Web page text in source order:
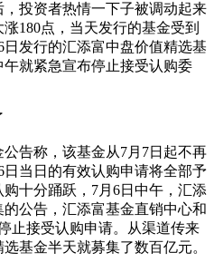
投资者热情一下子被调动起来
180点，当天发行的基金受到
发行的汇添富中盘价值精选基
就紧急宣布停止接受认购委
告称，该基金从7月7日起不再
当日的有效认购申请将全部予
十分踊跃，7月6日中午，汇添
公告，汇添富基金直销中心和
止接受认购申请。从渠道传来
基金半天就募集了数百亿元。